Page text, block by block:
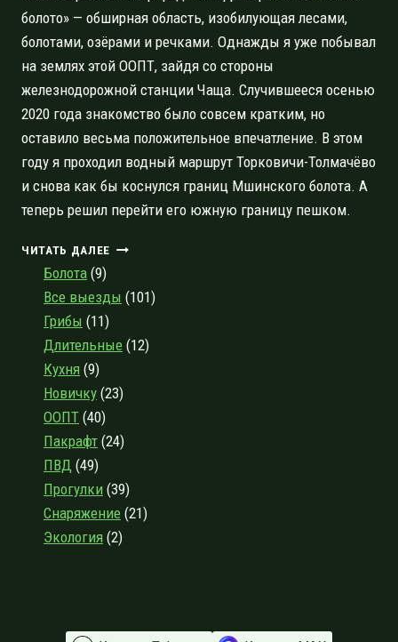
болото» — обширная область, изобилующая лесами,
болотами, озёрами и речками. Однажды я уже побывал
на землях этой ООПТ, зайдя со стороны
железнодорожной станции Чаща. Случившееся осенью
2020 года знакомство было совсем кратким, но
оставило весьма положительное впечатление. В этом
году я проходил водный маршрут Торковичи-Толмачёво
и снова как бы коснулся границ Мшинского болота. А
теперь решил перейти его южную границу пешком.
ЧИТАТЬ ДАЛЕЕ МОЛОСОВСКИЕ
ДЕРЕВНЯ
ГОРА
Болота (9)
Все выезды (101)
Грибы (11)
Длительные (12)
Кухня (9)
Новичку (23)
ООПТ (40)
Пакрафт (24)
ПВД (49)
Прогулки (39)
Снаряжение (21)
Экология (2)